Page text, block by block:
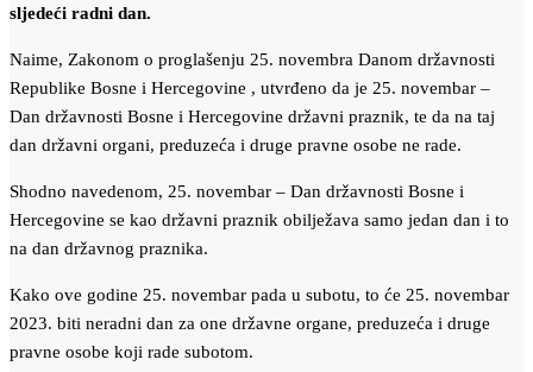
sljedeći radni dan.
Naime, Zakonom o proglašenju 25. novembra Danom državnosti
Republike Bosne i Hercegovine , utvrđeno da je 25. novembar –
Dan državnosti Bosne i Hercegovine državni praznik, te da na taj
dan državni organi, preduzeća i druge pravne osobe ne rade.
Shodno navedenom, 25. novembar – Dan državnosti Bosne i
Hercegovine se kao državni praznik obilježava samo jedan dan i to
na dan državnog praznika.
Kako ove godine 25. novembar pada u subotu, to će 25. novembar
2023. biti neradni dan za one državne organe, preduzeća i druge
pravne osobe koji rade subotom.